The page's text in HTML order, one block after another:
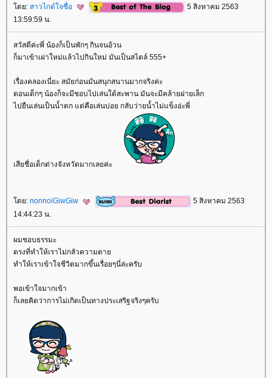
ดย: สาวไกด์ใจซื่อ
5 สิงหาคม 2563
13:59:59 น.
สวัสดีค่ะพี่ น้องก็เป็นพักๆ กินจนอ้วน
ก็มาเข้าเผ่าใหม่แล้วไปกินใหม่ มันเป็นสไตล์ 555+
เรื่องคลองเนี่ยะ สมัยก่อนมันสนุกสนานมากจริงค่ะ
ตอนเด็กๆ น้องก็จะมีชอบไปเล่นใต้สะพาน มันจะมีคล้ายฝายเล็ก
ไปยืนเล่นเป็นน้ำตก แต่คือเล่นบ่อย กลับว่ายน้ำไม่แข็งอ่ะพี่
เสียชื่อเด็กต่างจังหวัดมากเลยค่ะ
ดย: nonnoiGiwGiw
5 สิงหาคม 2563
14:44:23 น.
ผมชอบธรรมะ
ตรงที่ทำให้เราไม่กลัวความตา
ทำให้เราเข้าใจชีวิตมากขึ้นเรื่อยๆนี่ล่ะครับ
พอเข้าใจมากเข้า
ก็เลยคิดว่าการไม่เกิดเป็นทางประเสริฐจริงๆครับ